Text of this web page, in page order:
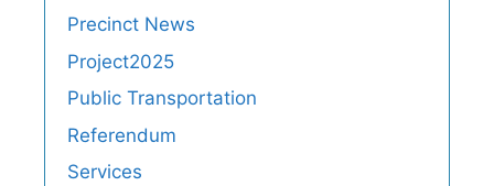
Precinct News
Project2025
Public Transportation
Referendum
Services